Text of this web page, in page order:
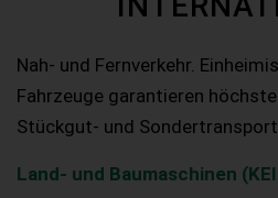
Nah- und Fernverkehr.
Fahrzeuge garantieren
Stückgut- und
Land- und Baumaschinen